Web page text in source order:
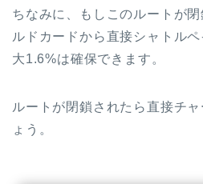
ちなみに、もしこのルートが
ルドカードから直接シャトル
大1.6%は確保できます。
ルートが閉鎖されたら直接チ
ょう。